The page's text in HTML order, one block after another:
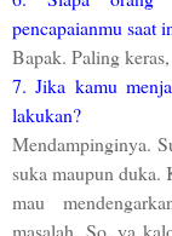
pencapaianmu saat
Bapak. Paling
7. Jika kamu
lakukan?
Mendampinginya.
suka maupun duka.
mau
masalah. So, ya